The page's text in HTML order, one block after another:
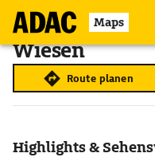
Maps
Wiesen
Route planen
Highlights &